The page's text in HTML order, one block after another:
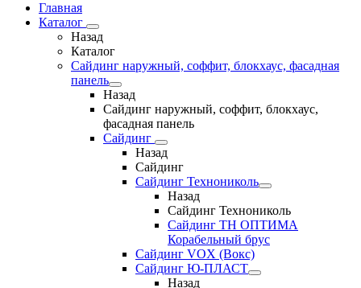
Главная
Каталог
Назад
Каталог
Сайдинг наружный, соффит, блокхаус, фасадная
панель
Назад
Сайдинг наружный, соффит, блокхаус,
фасадная панель
Сайдинг
Назад
Сайдинг
Сайдинг Технониколь
Назад
Сайдинг Технониколь
Сайдинг ТН ОПТИМА
Корабельный брус
Сайдинг VOX (Вокс)
Сайдинг Ю-ПЛАСТ
Назад